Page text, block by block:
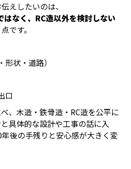
えしたいのは、
はなく、RC造以外を検討しない
です。
状・道路）
口
、木造・鉄骨造・RC造を公平に
具体的な設計や工事の話に入
後の手残りと安心感が大きく変